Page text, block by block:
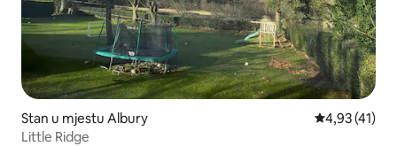
Stan u mjestu Albury Prosječna
4,93 (41)
Little Ridge